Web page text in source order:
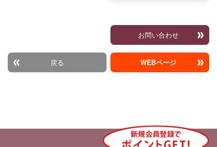
お問い合わせ
戻る WEBページ